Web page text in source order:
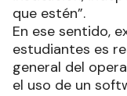
que estén”.
En ese sentido,
estudiantes es
general del
el uso de un